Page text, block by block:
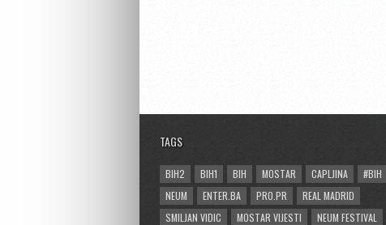
TAGS
BIH2 BIH1 BIH MOSTAR CAPLJINA
#BIH
NEUM
ENTER.BA PRO.PR
REAL MADRID
SMILJAN VIDIC
MOSTAR VIJESTI
NEUM FESTIVAL